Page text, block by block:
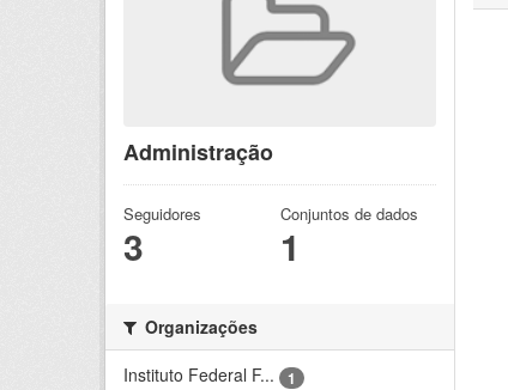
Administração
Seguidores
3
Conjuntos de dados
1
Organizações
Instituto Federal F...
1